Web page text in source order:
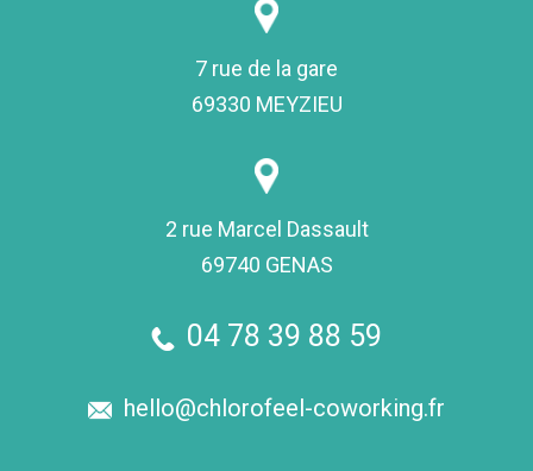
7 rue de la gare
69330 MEYZIEU
2 rue Marcel Dassault
69740 GENAS
04 78 39 88 59
hello@chlorofeel-coworking.fr